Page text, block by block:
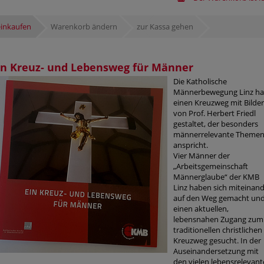
Warenkorb ändern zur Kassa gehen
Kreuz- und Lebensweg für Männer
Die Katholische
Männerbewegung Linz
einen Kreuzweg mit
von Prof. Herbert Friedl
gestaltet, der besonders
männerrelevante Themen
anspricht.
Vier Männer der
„Arbeitsgemeinschaft
Männerglaube“ der KMB
Linz haben sich
auf den Weg gemacht
einen aktuellen,
lebensnahen Zugang zum
traditionellen christlichen
Kreuzweg gesucht. In der
Auseinandersetzung mit
den vielen